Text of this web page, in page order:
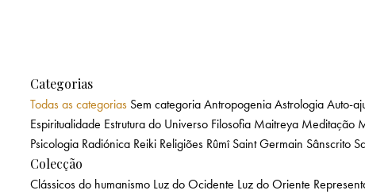
Categorias
Todas as categorias Sem categoriaAntropogeniaAstrologiaAuto-
Espiritualidade Estrutura do Universo Filosofia Maitreya Meditação
Psicologia Radiónica Reiki Religiões Rûmî Saint Germain Sânscrito
Colecção
Clássicos do humanismo Luz do Ocidente Luz do Oriente